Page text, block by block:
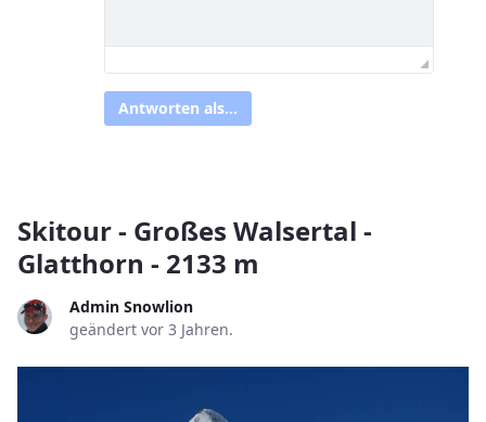
Antworten als...
Skitour - Großes Walsertal -
Glatthorn - 2133 m
Admin Snowlion
geändert vor 3 Jahren.